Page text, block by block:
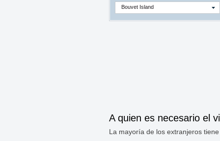
Bouvet Island
A quien es necesario el
La mayoría de los extranjeros